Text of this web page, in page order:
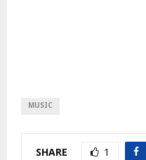
MUSIC
SHARE 1